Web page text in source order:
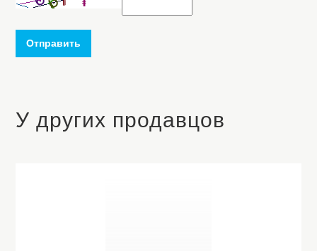
Отправить
У других продавцов